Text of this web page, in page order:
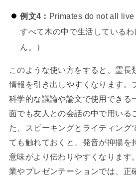
例文4： Primates do not all
すべて木の中で生活している
ん。）
このような使い方をすると、霊長
情報を引き出しやすくなります。
科学的な議論や論文で使用できる
面でも友人との会話の中で用いる
た、スピーキングとライティング
ても触れておくと、発音が抑揚を
意味がより伝わりやすくなります
業やプレゼンテーションでは、正